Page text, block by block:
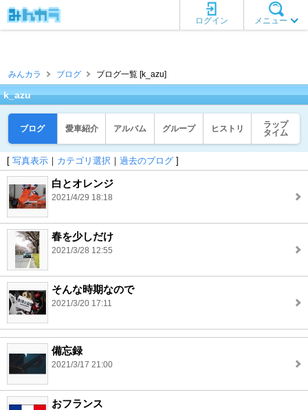
メニュー
ログイン
みんカラ ブログ ブログ一覧 [k_azu]
k_azu
ブログ 愛車紹介 アルバム グループ ヒストリ
ラップ
タイム
[ 写真表示 ｜ カテゴリ選択 ｜ 過去のブログ ]
白とオレンジ
2021/4/29 18:18
春を少しだけ
2021/3/28 12:55
そんな時期なので
2021/3/20 17:11
備忘録
2021/3/17 21:00
おフランス